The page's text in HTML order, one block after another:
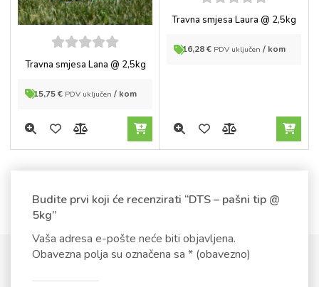
5out of
Travna smjesa Lana @ 2,5kg
15,75€ PDV uključen / kom
5out of
Travna smjesa Laura @ 2,5kg
16,28€ PDV uključen / kom
Budite prvi koji će recenzirati “DTS – pašni tip @
5kg”
Vaša adresa e-pošte neće biti objavljena.
Obavezna polja su označena sa * (obavezno)